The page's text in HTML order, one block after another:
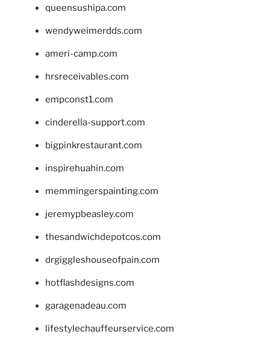
queensushipa.com
wendyweimerdds.com
ameri-camp.com
hrsreceivables.com
empconst1.com
cinderella-support.com
bigpinkrestaurant.com
inspirehuahin.com
memmingerspainting.com
jeremypbeasley.com
thesandwichdepotcos.com
drgiggleshouseofpain.com
hotflashdesigns.com
garagenadeau.com
lifestylechauffeurservice.com